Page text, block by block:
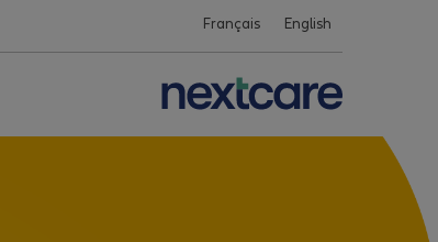
English
Français